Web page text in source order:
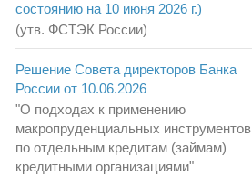
состоянию на 10 июня 2026 г.)
(утв. ФСТЭК России)
Решение Совета директоров Банка
России от 10.06.2026
"О подходах к применению
макропруденциальных инструментов
по отдельным кредитам (займам)
кредитными организациями"